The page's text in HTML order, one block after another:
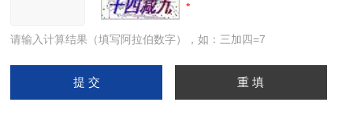
请输入计算结果（填写阿拉伯数字），如：三加四=7